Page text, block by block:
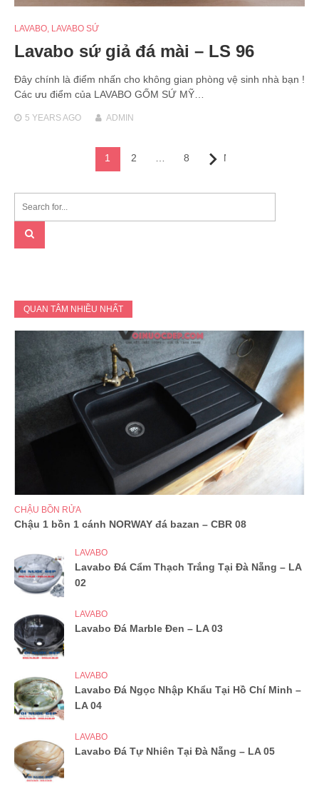
LAVABO LAVABO SỨ
Lavabo sứ giả đá mài – LS 96
Đây chính là điểm nhấn cho không gian phòng vệ sinh nhà bạn !
Các ưu điểm của LAVABO GỐM SỨ MỸ…
5 YEARSAGO ADMIN
1 2 8 Next
QUAN TÂM NHIỀU NHẤT
CHẬU BỒN RỬA
Chậu 1 bồn 1 cánh NORWAY đá bazan – CBR 08
LAVABO
Lavabo Đá Cẩm Thạch Trắng Tại Đà Nẵng – LA
02
LAVABO
Lavabo Đá Marble Đen – LA 03
LAVABO
Lavabo Đá Ngọc Nhập Khẩu Tại Hồ Chí Minh –
LA 04
LAVABO
Lavabo Đá Tự Nhiên Tại Đà Nẵng – LA 05